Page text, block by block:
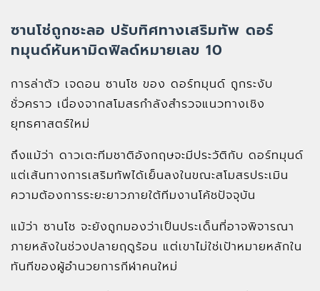
ซานโช่ถูกชะลอ ปรับทิศทางเสริมทัพ ดอร์
ทมุนด์หันหามิดฟิลด์หมายเลข 10
การล่าตัว เจดอน ซานโช ของ ดอร์ทมุนด์ ถูกระงับ
ชั่วคราว เนื่องจากสโมสรกำลังสำรวจแนวทางเชิง
ยุทธศาสตร์ใหม่
ถึงแม้ว่า ดาวเตะทีมชาติอังกฤษจะมีประวัติกับ ดอร์ทมุนด์
แต่เส้นทางการเสริมทัพได้เย็นลงในขณะสโมสรประเมิน
ความต้องการระยะยาวภายใต้ทีมงานโค้ชปัจจุบัน
แม้ว่า ซานโช จะยังถูกมองว่าเป็นประเด็นที่อาจพิจารณา
ภายหลังในช่วงปลายฤดูร้อน แต่เขาไม่ใช่เป้าหมายหลักใน
ทันทีของผู้อำนวยการกีฬาคนใหม่